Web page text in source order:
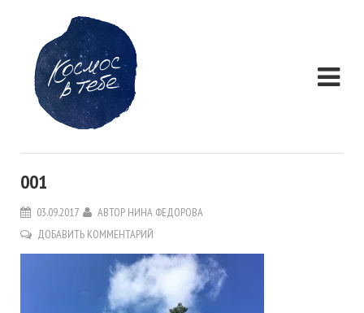
001
03.09.2017 АВТОР НИНА ФЕДОРОВА
ДОБАВИТЬ КОММЕНТАРИЙ